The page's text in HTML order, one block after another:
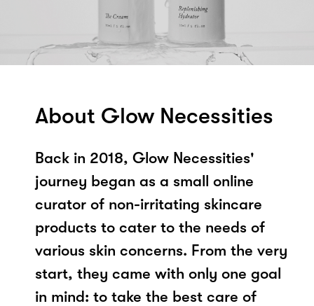
About Glow Necessities
Back in 2018, Glow Necessities'
journey began as a small online
curator of non-irritating skincare
products to cater to the needs of
various skin concerns. From the very
start, they came with only one goal
in mind: to take the best care of